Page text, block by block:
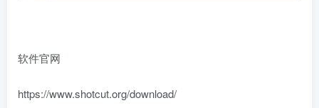
软件官网
https://www.shotcut.org/download/